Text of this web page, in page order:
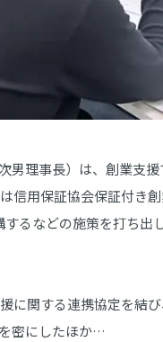
男理事長）は、創業支
信用保証協会保証付き
るなどの施策を打ち
に関する連携協定を結
密にしたほか…